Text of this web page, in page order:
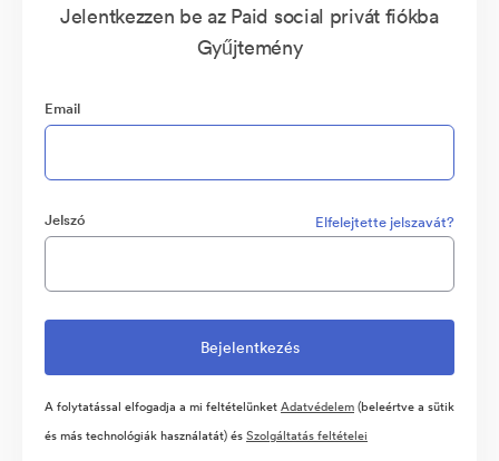
Jelentkezzen be az Paid social privát fiókba
Gyűjtemény
Email
Jelszó Elfelejtette jelszavát?
A folytatással elfogadja a mi feltételünketAdatvédelem(beleértve a sütik
és más technológiák használatát) ésSzolgáltatás feltételei